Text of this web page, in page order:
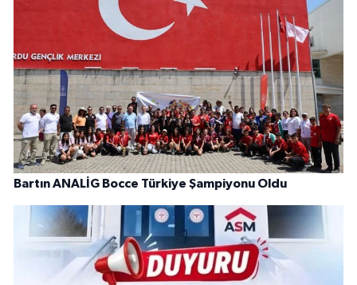
Bartın ANALİG Bocce Türkiye Şampiyonu Oldu